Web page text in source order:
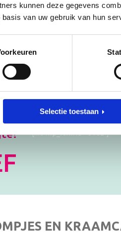
kunnen deze gegevens
van uw gebruik van hun
Selectie toestaan
[mc4wp_form id=”3182″]
EN